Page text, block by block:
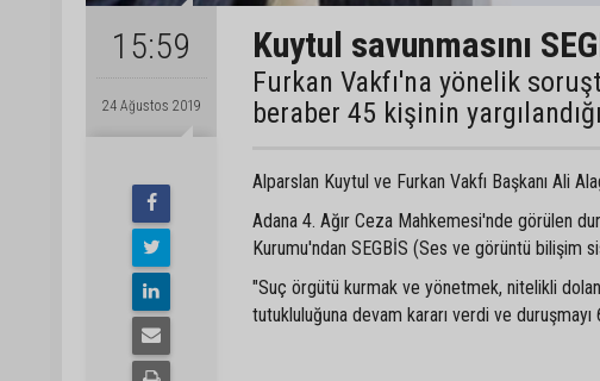
15:59
24 Ağustos 2019
Kuytul savunmasını
Furkan Vakfı'na yönelik
beraber 45 kişinin
Alparslan Kuytul ve Furkan Vakfı Başkanı Ali
Adana 4. Ağır Ceza Mahkemesi'nde görülen
Kurumu'ndan SEGBİS (Ses ve görüntü bilişim
"Suç örgütü kurmak ve yönetmek, nitelikli
tutukluluğuna devam kararı verdi ve